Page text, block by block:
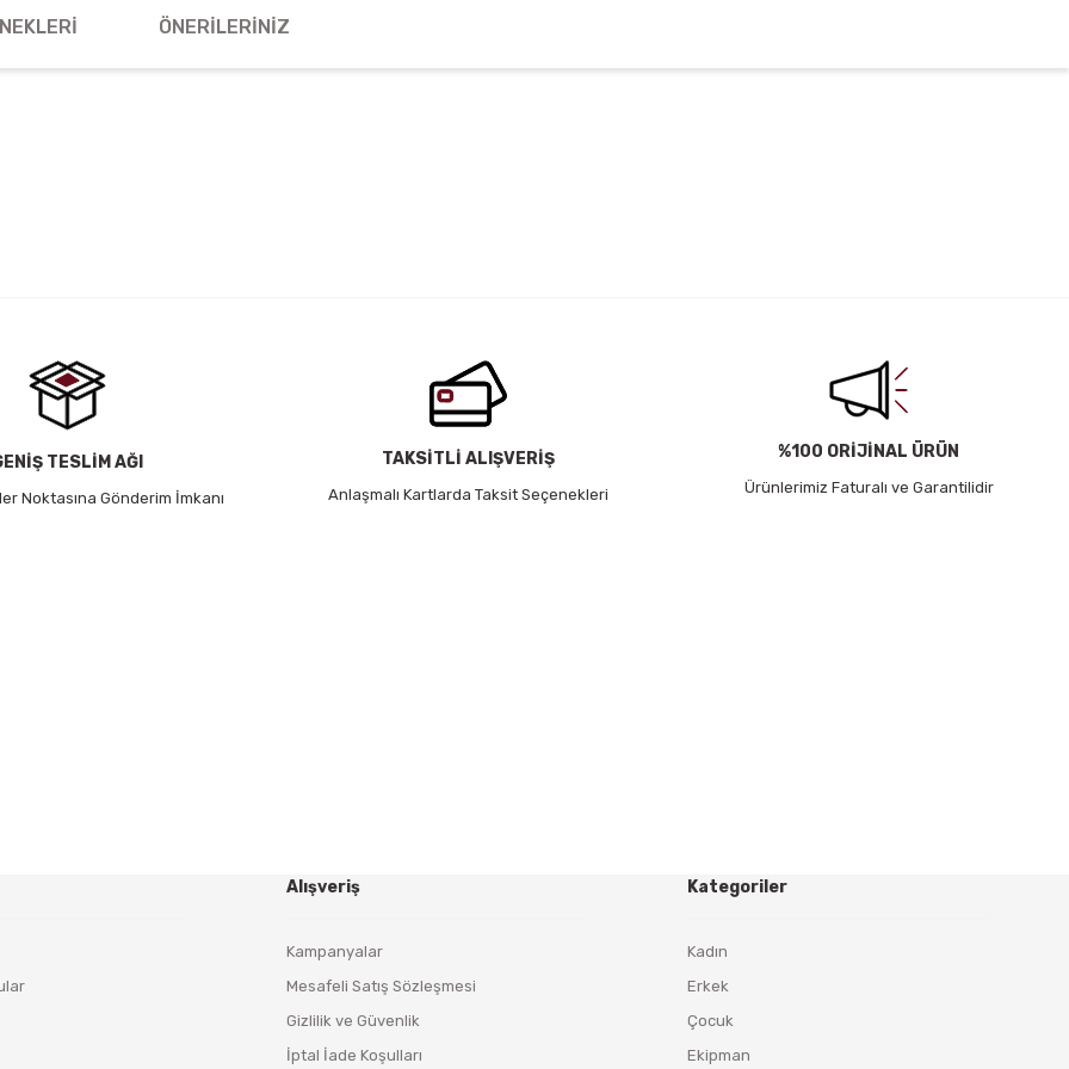
ÖNERILERINIZ
TESLİM AĞI
Noktasına Gönderim İmkanı
TAKSİTLİ ALIŞVERİŞ
Anlaşmalı Kartlarda Taksit Seçenekleri
%100 ORİJİNAL ÜRÜN
Ürünlerimiz Faturalı ve Garantilidir
Alışveriş
Kampanyalar
Mesafeli Satış Sözleşmesi
Gizlilik ve Güvenlik
İptal İade Koşulları
Kategoriler
Kadın
Erkek
Çocuk
Ekipman